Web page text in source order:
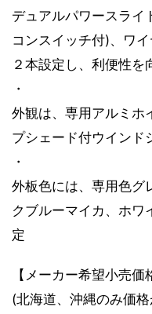
デュアルパワースライ
コンスイッチ付)、ワ
２本設定し、利便性を
・
外観は、専用アルミホ
プシェード付ウインド
・
外板色には、専用色グ
クブルーマイカ、ホワ
定
【メーカー希望小売価
(北海道、沖縄のみ価